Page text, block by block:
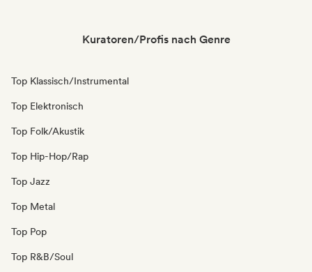
Kuratoren/Profis nach Genre
Top Klassisch/Instrumental
Top Elektronisch
Top Folk/Akustik
Top Hip-Hop/Rap
Top Jazz
Top Metal
Top Pop
Top R&B/Soul